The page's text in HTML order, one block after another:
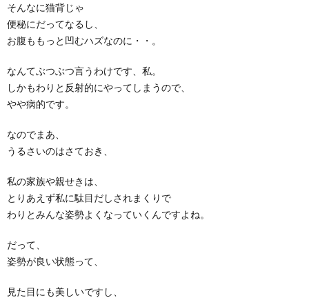
そんなに猫背じゃ
便秘にだってなるし、
お腹ももっと凹むハズなのに・・。
なんてぶつぶつ言うわけです、私。
しかもわりと反射的にやってしまうので、
やや病的です。
なのでまあ、
うるさいのはさておき、
私の家族や親せきは、
とりあえず私に駄目だしされまくりで
わりとみんな姿勢よくなっていくんですよね。
だって、
姿勢が良い状態って、
見た目にも美しいですし、